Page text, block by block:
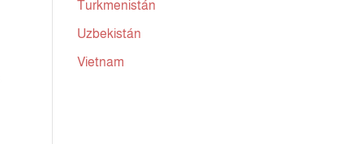
Turkmenistán
Uzbekistán
Vietnam